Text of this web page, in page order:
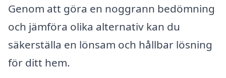
Genom att göra en noggrann bedömning
och jämföra olika alternativ kan du
säkerställa en lönsam och hållbar lösning
för ditt hem.